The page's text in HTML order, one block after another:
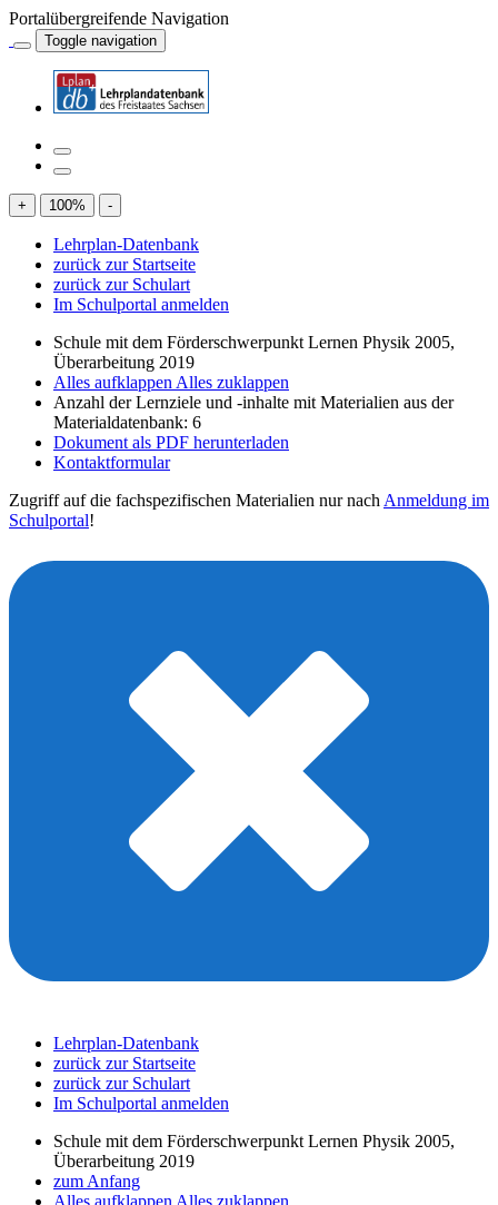
Portalübergreifende Navigation
Toggle navigation
+ 100% -
Lehrplan-Datenbank
zurück zur Startseite
zurück zur Schulart
Im Schulportal anmelden
Schule mit dem Förderschwerpunkt Lernen Physik 2005,
Überarbeitung 2019
Alles aufklappen Alles zuklappen
Anzahl der Lernziele und -inhalte mit Materialien aus der
Materialdatenbank: 6
Dokument als PDF herunterladen
Kontaktformular
Zugriff auf die fachspezifischen Materialien nur nach Anmeldung im
Schulportal!
Lehrplan-Datenbank
zurück zur Startseite
zurück zur Schulart
Im Schulportal anmelden
Schule mit dem Förderschwerpunkt Lernen Physik 2005,
Überarbeitung 2019
zum Anfang
Alles aufklappen Alles zuklappen